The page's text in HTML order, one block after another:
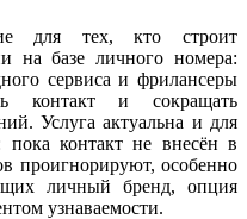
для тех, кто строит
на базе личного номера:
сервиса и фрилансеры
контакт и сокращать
Услуга актуальна и для
контакт не внесён в
проигнорируют, особенно
личный бренд, опция
узнаваемости.